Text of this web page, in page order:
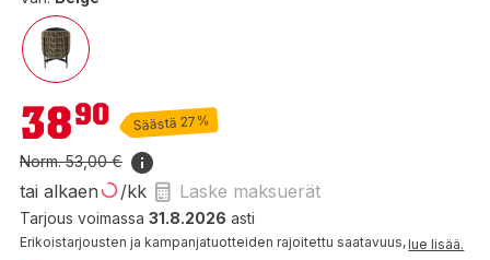
3890 Säästä 27%
Norm.53,00 €
tai alkaen /kk Laske maksuerät
Tarjous voimassa 31.8.2026 asti
Erikoistarjousten ja kampanjatuotteiden rajoitettu saatavuus,lue lisää.